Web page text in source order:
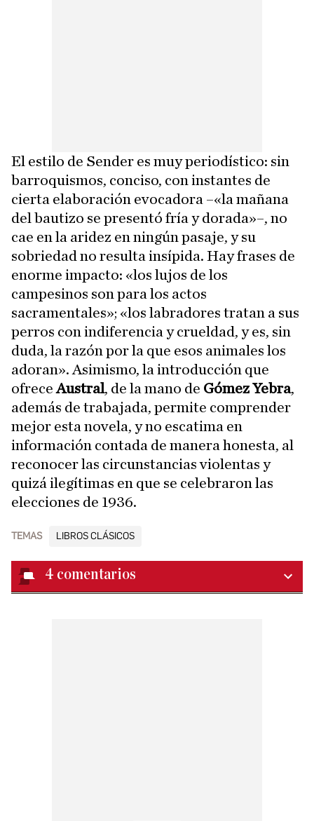
El estilo de Sender es muy periodístico: sin
barroquismos, conciso, con instantes de
cierta elaboración evocadora –«la mañana
del bautizo se presentó fría y dorada»–, no
cae en la aridez en ningún pasaje, y su
sobriedad no resulta insípida. Hay frases de
enorme impacto: «los lujos de los
campesinos son para los actos
sacramentales»; «los labradores tratan a sus
perros con indiferencia y crueldad, y es, sin
duda, la razón por la que esos animales los
adoran». Asimismo, la introducción que
ofreceAustral, de la mano de Gómez Yebra,
además de trabajada, permite comprender
mejor esta novela, y no escatima en
información contada de manera honesta, al
reconocer las circunstancias violentas y
quizá ilegítimas en que se celebraron las
elecciones de 1936.
TEMAS LIBROS CLÁSICOS
4 comentarios